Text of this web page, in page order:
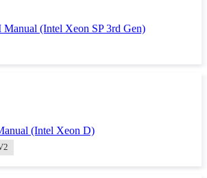
(Intel Xeon SP 3rd Gen)
(Intel Xeon D)